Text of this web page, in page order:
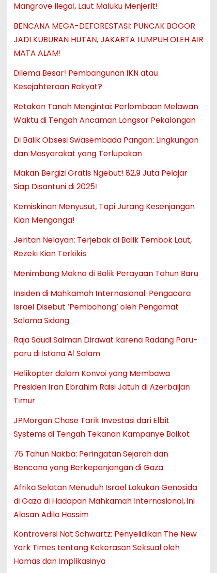
Mangrove Ilegal, Laut Maluku Menjerit!
BENCANA MEGA-DEFORESTASI: PUNCAK BOGOR
JADI KUBURAN HUTAN, JAKARTA LUMPUH OLEH AIR
MATA ALAM!
Dilema Besar! Pembangunan IKN atau
Kesejahteraan Rakyat?
Retakan Tanah Mengintai: Perlombaan Melawan
Waktu di Tengah Ancaman Longsor Pekalongan
Di Balik Obsesi Swasembada Pangan: Lingkungan
dan Masyarakat yang Terlupakan
Makan Bergizi Gratis Ngebut! 82,9 Juta Pelajar
Siap Disantuni di 2025!
Kemiskinan Menyusut, Tapi Jurang Kesenjangan
Kian Menganga!
Jeritan Nelayan: Terjebak di Balik Tembok Laut,
Rezeki Kian Terkikis
Menimbang Makna di Balik Perayaan Tahun Baru
Insiden di Mahkamah Internasional: Pengacara
Israel Disebut ‘Pembohong’ oleh Pengamat
Selama Sidang
Raja Saudi Salman Dirawat karena Radang Paru-
paru di Istana Al Salam
Helikopter dalam Konvoi yang Membawa
Presiden Iran Ebrahim Raisi Jatuh di Azerbaijan
Timur
JPMorgan Chase Tarik Investasi dari Elbit
Systems di Tengah Tekanan Kampanye Boikot
76 Tahun Nakba: Peringatan Sejarah dan
Bencana yang Berkepanjangan di Gaza
Afrika Selatan Menuduh Israel Lakukan Genosida
di Gaza di Hadapan Mahkamah Internasional, ini
Alasan Adila Hassim
Kontroversi Nat Schwartz: Penyelidikan The New
York Times tentang Kekerasan Seksual oleh
Hamas dan Implikasinya